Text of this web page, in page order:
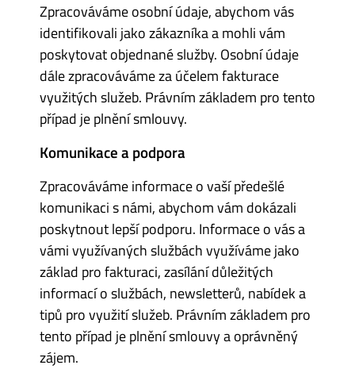
Zpracováváme osobní údaje, abychom vás
identifikovali jako zákazníka a mohli vám
poskytovat objednané služby. Osobní údaje
dále zpracováváme za účelem fakturace
využitých služeb. Právním základem pro tento
případ je plnění smlouvy.
Komunikace a podpora
Zpracováváme informace o vaší předešlé
komunikaci s námi, abychom vám dokázali
poskytnout lepší podporu. Informace o vás a
vámi využívaných službách využíváme jako
základ pro fakturaci, zasílání důležitých
informací o službách, newsletterů, nabídek a
tipů pro využití služeb. Právním základem pro
tento případ je plnění smlouvy a oprávněný
zájem.